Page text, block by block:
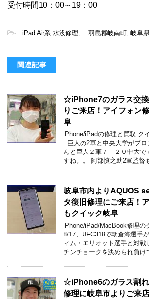
受付時間10：00～19：00
- iPad Air系 水没修理 羽島郡岐南町 岐阜県
関連記事
☆iPhone7のガラス交換
りご来店！アイフォン
阜
iPhone/iPadの修理と買取 ク
巨人の2軍と中央大学がプ
んと巨人２軍７―２０中大で
すね。。 阿部慎之助2軍監督
岐阜市内よりAQUOS
タ復旧修理にご来店！
もクイック岐阜
iPhone/iPad/MacBook修理の
8/17、UFC319で朝倉海選手
ィム・エリオット選手と対戦
チンチョークを決められ負け
☆iPhone6のガラス割
修理に岐阜市よりご来